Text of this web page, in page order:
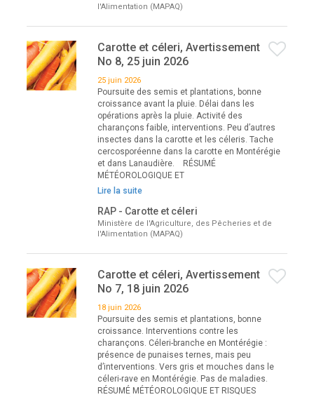
l'Alimentation (MAPAQ)
Carotte et céleri, Avertissement
No 8, 25 juin 2026
25 juin 2026
Poursuite des semis et plantations, bonne
croissance avant la pluie. Délai dans les
opérations après la pluie. Activité des
charançons faible, interventions. Peu d’autres
insectes dans la carotte et les céleris. Tache
cercosporéenne dans la carotte en Montérégie
et dans Lanaudière. RÉSUMÉ
MÉTÉOROLOGIQUE ET
Lire la suite
RAP - Carotte et céleri
Ministère de l'Agriculture, des Pêcheries et de
l'Alimentation (MAPAQ)
Carotte et céleri, Avertissement
No 7, 18 juin 2026
18 juin 2026
Poursuite des semis et plantations, bonne
croissance. Interventions contre les
charançons. Céleri-branche en Montérégie :
présence de punaises ternes, mais peu
d’interventions. Vers gris et mouches dans le
céleri-rave en Montérégie. Pas de maladies.
RÉSUMÉ MÉTÉOROLOGIQUE ET RISQUES